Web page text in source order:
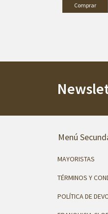
Menú
MAYORISTAS
TÉRMINOS Y
POLÍTICA DE